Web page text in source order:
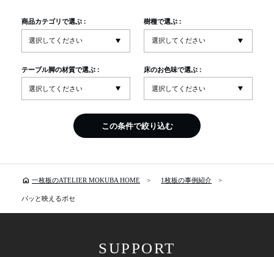
商品カテゴリで選ぶ : 樹種で選ぶ :
テーブル脚の材質で選ぶ : 床のお色味で選ぶ :
この条件で絞り込む
home 一枚板のATELIER MOKUBA HOME 1枚板の事例紹介
パッと映えるボセ
SUPPORT